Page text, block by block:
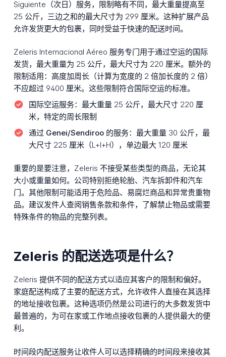
Siguiente（次日）服务，限制略有不同，最大重量提高至
25 公斤，三边之和的最大尺寸为 299 厘米。这种扩展产品
允许发货更大的包裹，同时受益于快速的配送时间。
Zeleris Internacional Aéreo 服务专门用于通过空运的国际
发货，最大重量为 25 公斤，最大尺寸为 220 厘米。额外的
限制适用：高度加周长（计算为宽度的 2 倍加长度的 2 倍）
不应超过 9400 厘米。这些限制符合国际空运的标准。
国际空运服务： 最大重量 25 公斤，最大尺寸 220 厘
米，特定的周长限制
通过 Genei/Sendiroo 的服务： 最大重量 30 公斤，最
大尺寸 225 厘米（L+l+H），单边最大 120 厘米
重要的是要注意，Zeleris 不接受某些类型的商品，无论其
大小或重量如何。公司特别拒绝轮胎、汽车拆卸件和汽车
门。其他限制可能适用于危险品、易腐烂商品和异常贵重物
品。建议发件人查阅销售条款和条件，了解禁止物品或需要
特殊条件的物品的完整列表。
Zeleris 的配送选项是什么？
Zeleris 提供不同的配送方式以适应其客户的限制和偏好。
家庭配送构成了主要的配送方式，允许收件人直接在其选择
的地址接收包裹。这种选项仍然是公司进行的大多数发货中
最普遍的，为可在家或工作地点接收包裹的人提供最大的便
利。
时间段内配送服务让收件人可以选择精确的时间段来接收其